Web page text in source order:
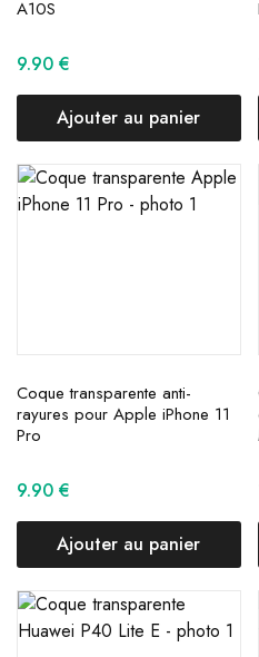
A10S
9.90 €
Ajouter au panier
Coque transparente anti-
rayures pour Apple iPhone 11
Pro
9.90 €
Ajouter au panier